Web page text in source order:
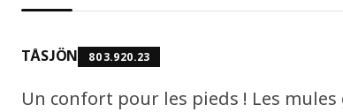
TÅSJÖN 803.920.23
Un confort pour les pieds ! Les